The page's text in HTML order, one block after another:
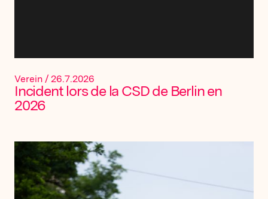
Verein / 26.7.2026
Incident lors de la CSD de Berlin en
2026